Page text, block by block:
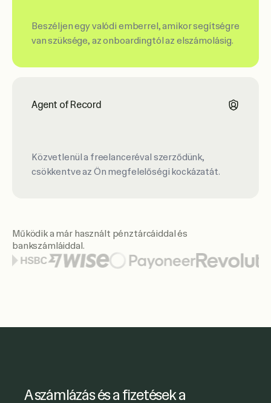
Beszéljen egy valódi emberrel, amikor segítségre
van szüksége, az onboardingtól az elszámolásig.
Agent of Record
Közvetlenül a freelanceréval szerződünk,
csökkentve az Ön megfelelőségi kockázatát.
Működik a már használt pénztárcáiddal és
bankszámláiddal.
A Ruul lehetővé tette számomra,
A számlázás és a fizetések a